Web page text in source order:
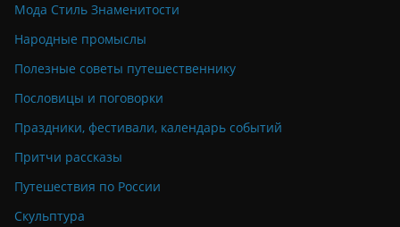
Мода Стиль Знаменитости
Народные промыслы
Полезные советы путешественнику
Пословицы и поговорки
Праздники, фестивали, календарь событий
Притчи рассказы
Путешествия по России
Скульптура